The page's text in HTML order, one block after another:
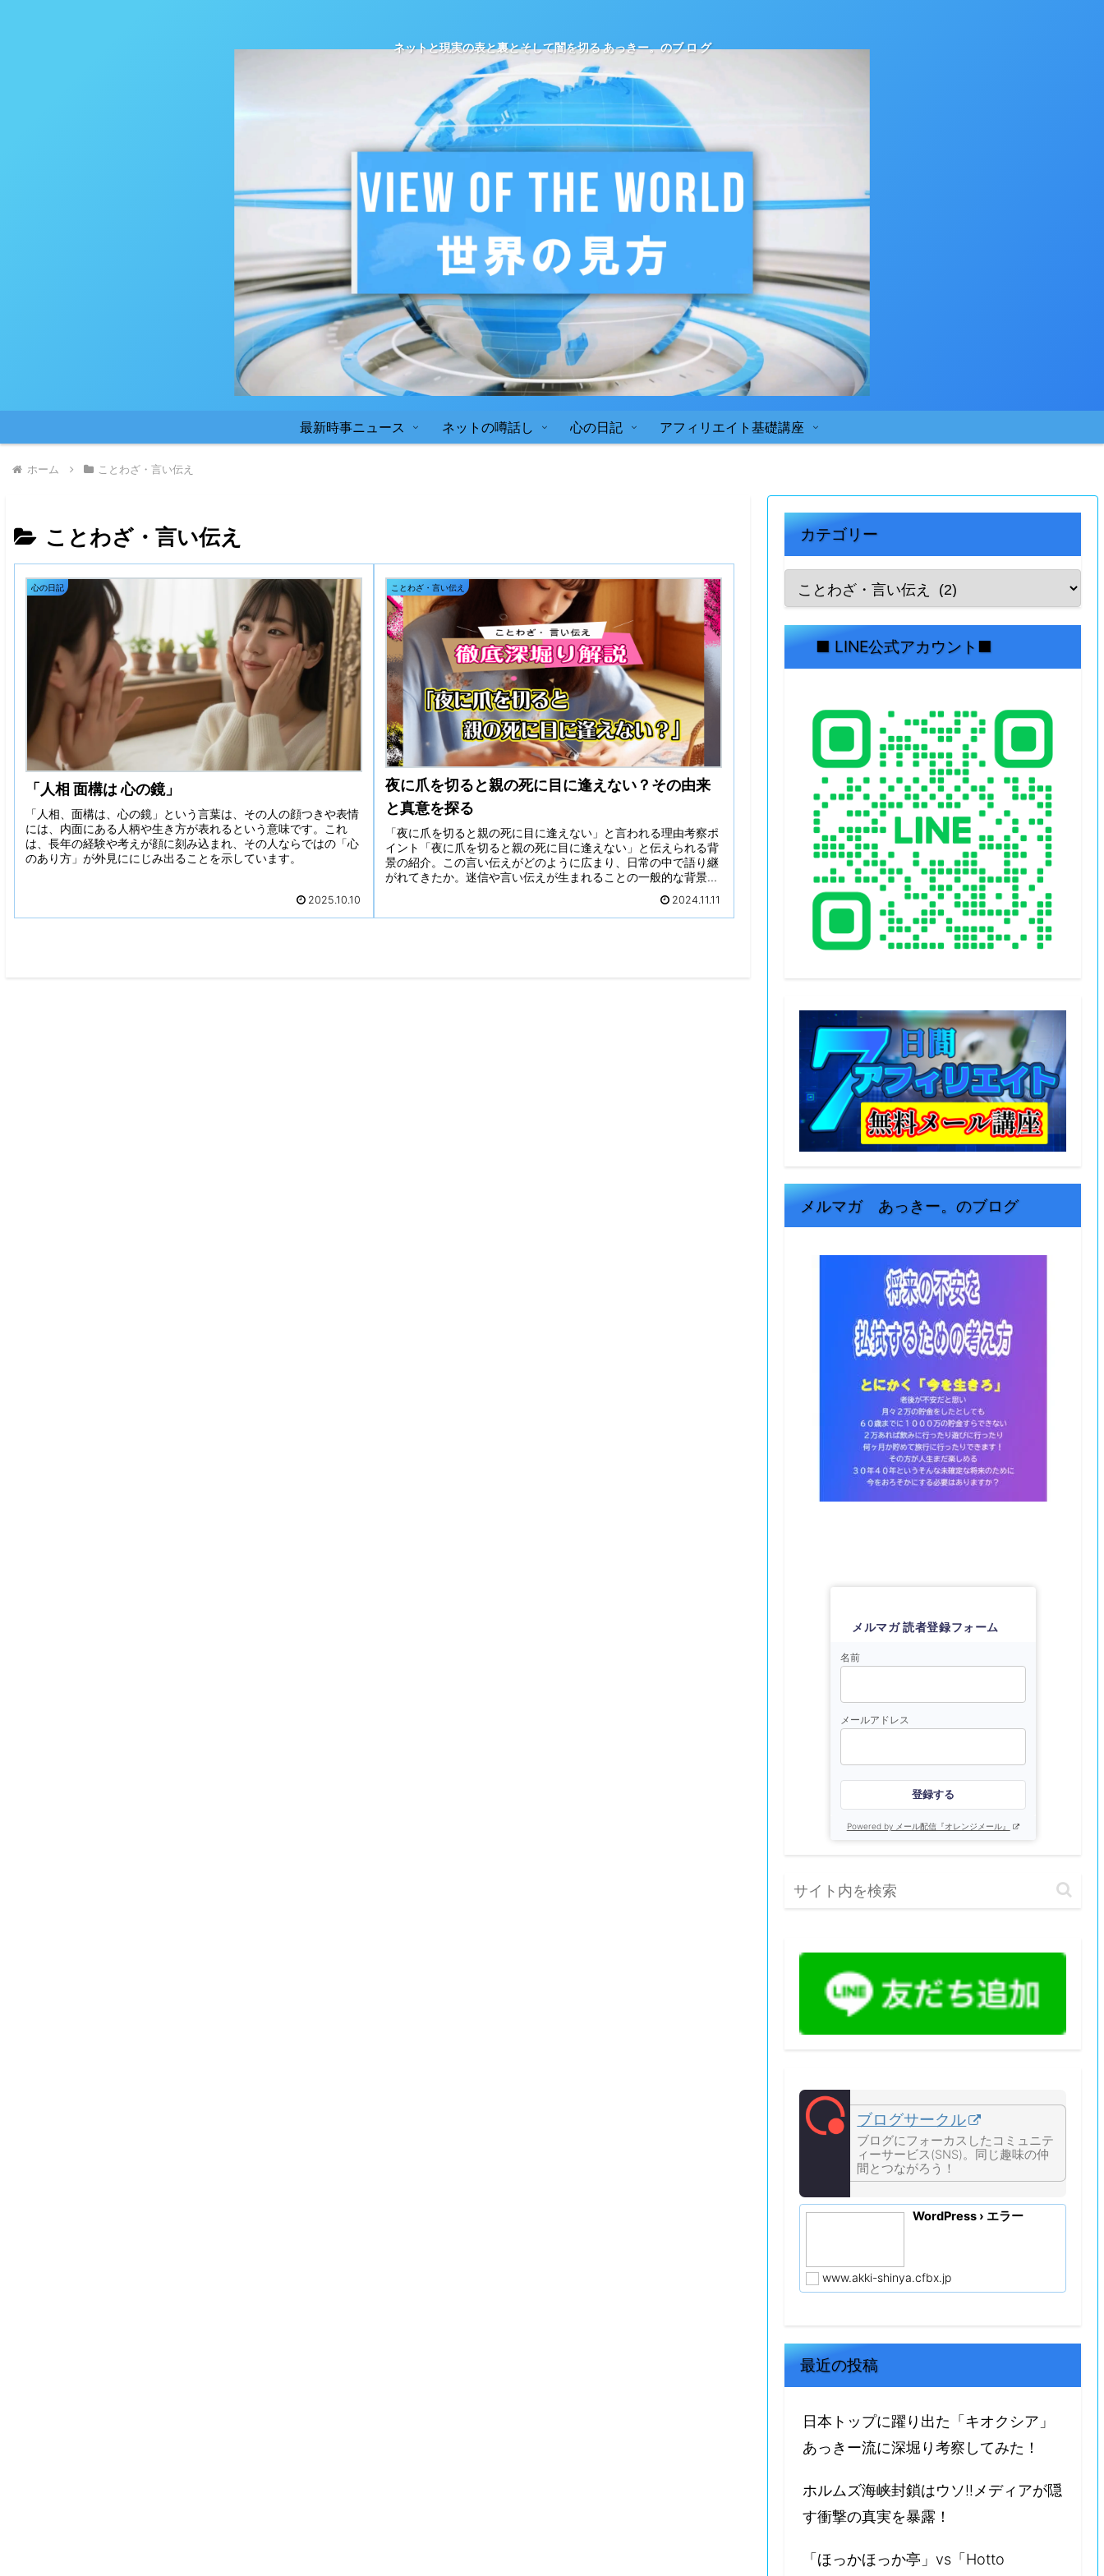
ネットと現実の表と裏とそして闇を切る あっきー。のブ ロ グ
最新時事ニュース ネットの噂話し 心の日記 アフィリエイト基礎講座
ホーム ことわざ・言い伝え
ことわざ・言い伝え
心の日記
「人相 面構は 心の鏡」
「人相、面構は、心の鏡」という言葉は、その人の顔つきや表情
には、内面にある人柄や生き方が表れるという意味です。これ
は、長年の経験や考えが顔に刻み込まれ、その人ならではの「心
のあり方」が外見ににじみ出ることを示しています。
2025.10.10
ことわざ・言い伝え
夜に爪を切ると親の死に目に逢えない？その由来
と真意を探る
「夜に爪を切ると親の死に目に逢えない」と言われる理由考察ポ
イント「夜に爪を切ると親の死に目に逢えない」と伝えられる背
景の紹介。この言い伝えがどのように広まり、日常の中で語り継
がれてきたか。迷信や言い伝えが生まれることの一般的な背景に
2024.11.11
カテゴリー
■ LINE公式アカウント■
メルマガ あっきー。のブログ
メルマガ 読者登録フォーム
名前
メールアドレス
登録する
Powered by メール配信『オレンジメール』
ブログサークル
ブログにフォーカスしたコミュニテ
ィーサービス(SNS)。同じ趣味の仲
間とつながろう！
WordPress › エラー
www.akki-shinya.cfbx.jp
最近の投稿
日本トップに躍り出た「キオクシア」
あっきー流に深堀り考察してみた！
ホルムズ海峡封鎖はウソ‼️メディアが隠
す衝撃の真実を暴露！
「ほっかほっか亭」vs「Hotto